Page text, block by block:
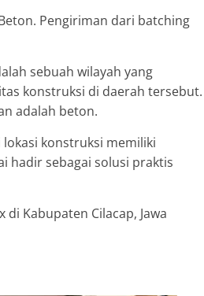
Pengiriman dari batching
sebuah wilayah yang
konstruksi di daerah tersebut.
adalah beton.
konstruksi memiliki
hadir sebagai solusi praktis
Kabupaten Cilacap, Jawa